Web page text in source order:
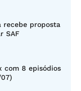
proposta
SAF
com 8 episódios